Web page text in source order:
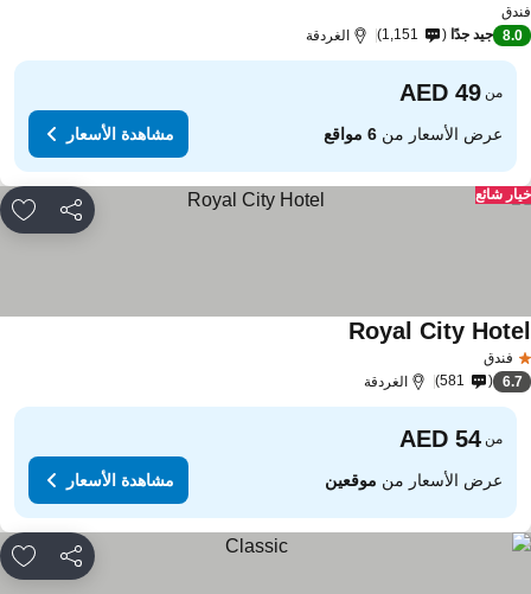
8.0 جيد جدًا 1,151 الغردقة
من
عرض الأسعار من6 مواقع مشاهدة الأسعار
مشاركة
شائع
فندق
Royal City
6.7
581 الغردقة
من
عرض الأسعار منموقعين مشاهدة الأسعار
مشاركة